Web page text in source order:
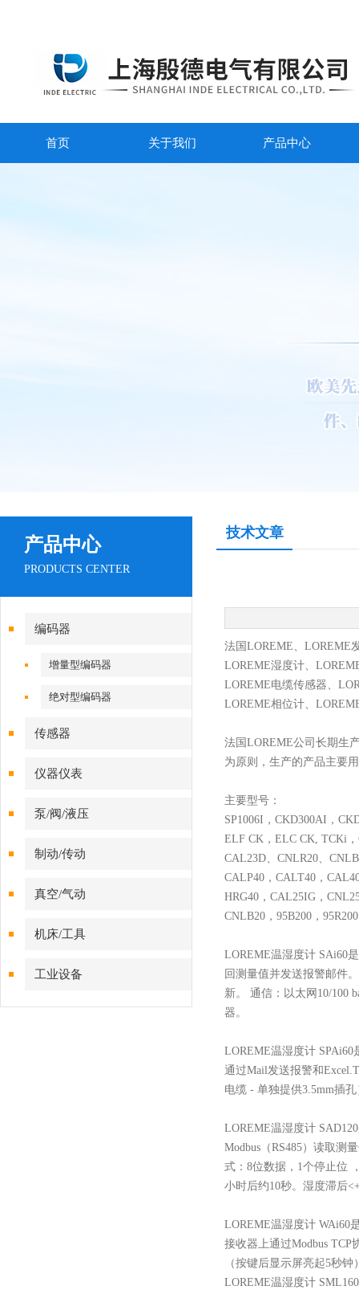
首页 关于我们 产品中心
产品中心
PRODUCTS CENTER
编码器
增量型编码器
绝对型编码器
传感器
仪器仪表
泵/阀/液压
制动/传动
真空/气动
机床/工具
工业设备
技术文章
法国 LOREME 、 LOREME
LOREME湿度计、 L
LOREME电缆传感器、 L
LOREME相位计、 L
法国 LOREME公司长期生
为原则，生产的产品主要
主要型号：
SP1006I，CKD300AI，
ELF CK，ELC CK, TCKi
CAL23D、CNLR20、
CALP40，CALT40，
HRG40，CAL25IG，
CNLB20，95B200，
LOREME温湿度计 SAi60
回测量值并发送报警邮件
新。 通信：以太网10/100
器。
LOREME温湿度计
通过Mail发送报警和
电缆 - 单独提供3.5mm插
LOREME温湿度计
Modbus（RS485）读取测
式：8位数据，1个停止位
小时后约10秒。湿度滞后
LOREME温湿度计 WAi60
接收器上通过Modbus
（按键后显示屏亮起5秒
LOREME温湿度计